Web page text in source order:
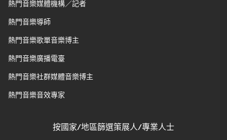
熱門音樂媒體機構／記者
熱門音樂導師
熱門音樂歌單音樂博主
熱門音樂廣播電臺
熱門音樂社群媒體音樂博主
熱門音樂音效專家
按國家/地區篩選策展人/專業人士